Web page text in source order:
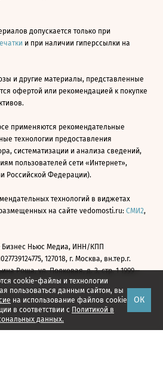
cookie-файлы и технологии
пользоваться данным сайтом, вы
на использование файлов cookie
в соответствии с Политикой в
данных.
ОК
допускается только при
и при наличии гиперссылки на
и другие материалы, представленные
офертой или рекомендацией к покупке
применяются рекомендательные
технологии предоставления
систематизации и анализа сведений,
пользователей сети «Интернет»,
Российской Федерации).
технологий в виджетах
на сайте vedomosti.ru: СМИ2,
Ньюс Медиа, ИНН/КПП
127018, г. Москва, вн.тер.г.
Роща, ул. Полковая, д. 3, стр. 1 1999—